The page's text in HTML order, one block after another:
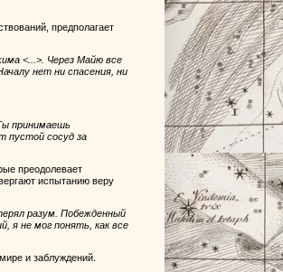
предполагает
<...>. Через Майю все
нет ни спасения, ни
принимаешь
пустой сосуд за
преодолевает
испытанию веру
разум. Побежденный
я не мог понять, как все
и заблуждений.